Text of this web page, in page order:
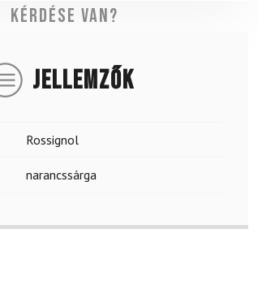
Kérdése van?
JELLEMZŐK
Rossignol
narancssárga